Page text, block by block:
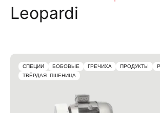
Leopardi
СПЕЦИИ БОБОВЫЕ ГРЕЧИХА ПРОДУКТЫ
ТВЁРДАЯ ПШЕНИЦА